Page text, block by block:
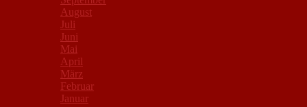
August
Juli
Juni
Mai
April
März
Februar
Januar